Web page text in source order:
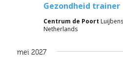
Gezondheid trainer
Centrum de Poort
Netherlands
mei 2027